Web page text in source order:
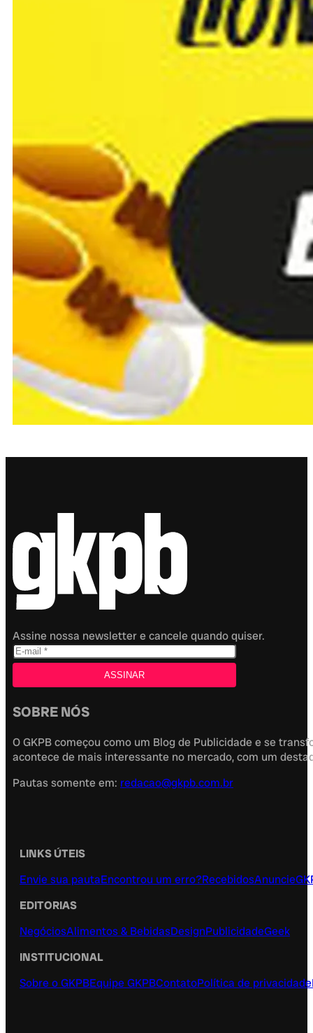
Assine nossa newsletter e cancele quando quiser.
SOBRE NÓS
O GKPB começou como um Blog de Publicidade e se
acontece de mais interessante no mercado, com um
Pautas somente em: redacao@gkpb.com.br
LINKS ÚTEIS
Envie sua pautaEncontrou um erro?RecebidosAnuncie
EDITORIAS
NegóciosAlimentos & BebidasDesignPublicidadeGeek
INSTITUCIONAL
Sobre o GKPBEquipe GKPBContatoPolítica de privacidade